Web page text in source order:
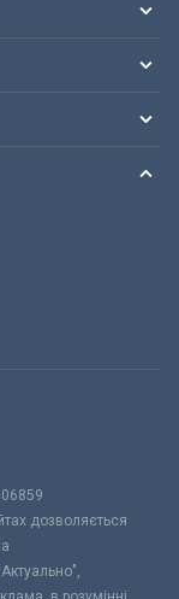
дозволяється